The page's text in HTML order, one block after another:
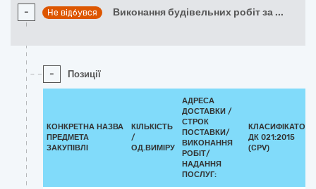
- Не відбувся Виконання будівельних робіт за ...
- Позиції
КОНКРЕТНА НАЗВА
ПРЕДМЕТА
ЗАКУПІВЛІ
КІЛЬКІСТЬ
/
ОД.ВИМІРУ
АДРЕСА
ДОСТАВКИ /
СТРОК
ПОСТАВКИ/
ВИКОНАННЯ
РОБІТ/
НАДАННЯ
ПОСЛУГ:
КЛАСИФІКАТОР
ДК 021:2015
(CPV)